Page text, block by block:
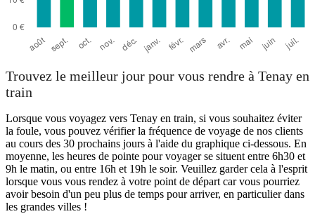
Trouvez le meilleur jour pour vous rendre à Tenay en
train
Lorsque vous voyagez vers Tenay en train, si vous souhaitez éviter
la foule, vous pouvez vérifier la fréquence de voyage de nos clients
au cours des 30 prochains jours à l'aide du graphique ci-dessous. En
moyenne, les heures de pointe pour voyager se situent entre 6h30 et
9h le matin, ou entre 16h et 19h le soir. Veuillez garder cela à l'esprit
lorsque vous vous rendez à votre point de départ car vous pourriez
avoir besoin d'un peu plus de temps pour arriver, en particulier dans
les grandes villes !